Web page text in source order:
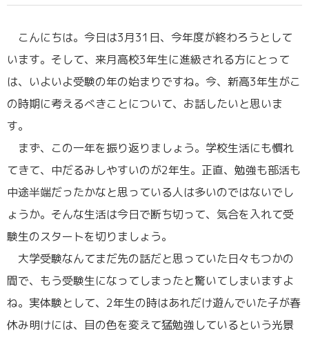
こんにちは。今日は3月31日、今年度が終わろうとして
います。そして、来月高校3年生に進級される方にとって
は、いよいよ受験の年の始まりですね。今、新高3年生がこ
の時期に考えるべきことについて、お話したいと思いま
す。
まず、この一年を振り返りましょう。学校生活にも慣れ
てきて、中だるみしやすいのが2年生。正直、勉強も部活も
中途半端だったかなと思っている人は多いのではないでし
ょうか。そんな生活は今日で断ち切って、気合を入れて受
験生のスタートを切りましょう。
大学受験なんてまだ先の話だと思っていた日々もつかの
間で、もう受験生になってしまったと驚いてしまいますよ
ね。実体験として、2年生の時はあれだけ遊んでいた子が春
休み明けには、目の色を変えて猛勉強しているという光景